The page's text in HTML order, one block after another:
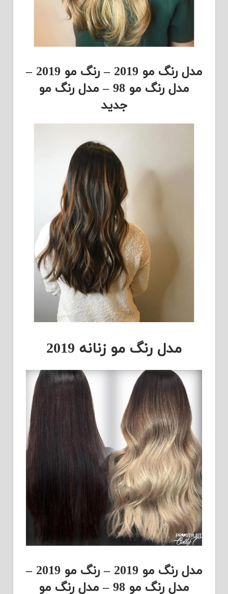
مدل رنگ مو 2019 – رنگ مو 2019 –
مدل رنگ مو 98 – مدل رنگ مو
جدید
مدل رنگ مو زنانه 2019
مدل رنگ مو 2019 – رنگ مو 2019 –
مدل رنگ مو 98 – مدل رنگ مو